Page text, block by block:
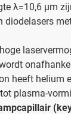
λ=10,6 µm
heeft helium
plasma-